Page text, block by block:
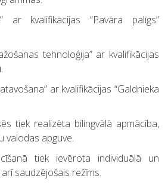
ar kvalifikācijas “Pavāra palīgs”
tehnoloģija” ar kvalifikācijas
ar kvalifikācijas “Galdnieka
tiek realizēta bilingvālā apmācība,
valodas apguve.
tiek ievērota individuālā un
saudzējošais režīms.